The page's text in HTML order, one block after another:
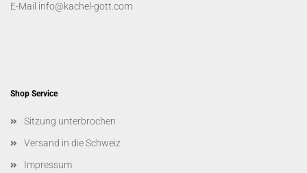
E-Mail info@kachel-gott.com
Shop Service
Sitzung unterbrochen
Versand in die Schweiz
Impressum